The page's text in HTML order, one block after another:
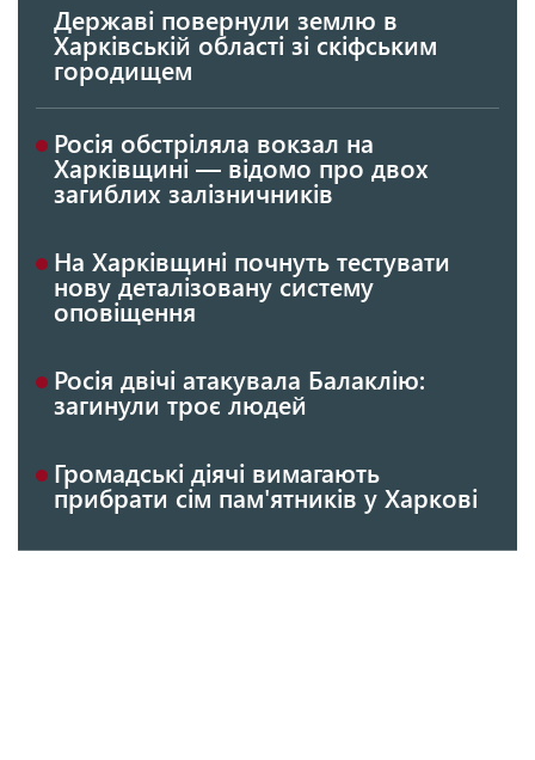
Державі повернули землю в
Харківській області зі скіфським
городищем
Росія обстріляла вокзал на
Харківщині — відомо про двох
загиблих залізничників
На Харківщині почнуть тестувати
нову деталізовану систему
оповіщення
Росія двічі атакувала Балаклію:
загинули троє людей
Громадські діячі вимагають
прибрати сім пам'ятників у Харкові